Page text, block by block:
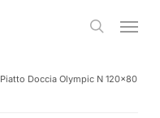
search
Piatto Doccia Olympic N 120×80